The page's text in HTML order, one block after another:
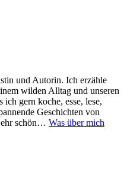
und Autorin. Ich erzähle
wilden Alltag und unseren
gern koche, esse, lese,
Geschichten von
schön… Was über mich